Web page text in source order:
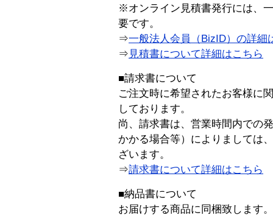
※オンライン見積書発行には、
要です。
⇒一般法人会員（BizID）の詳細
⇒ 見積書について詳細はこちら
■請求書について
ご注文時に希望されたお客様に
しております。
尚、請求書は、営業時間内での
かかる場合等）によりましては
ざいます。
⇒請求書について詳細はこちら
■納品書について
お届けする商品に同梱致します。